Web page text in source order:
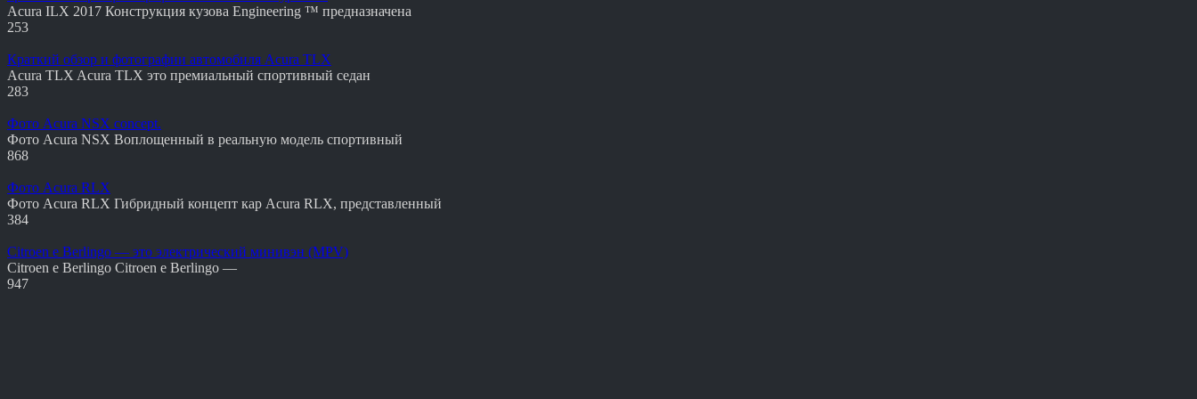
Acura ILX 2017 Конструкция кузова Engineering ™ предназначена
253
Краткий обзор и фотографии автомобиля Acura TLX
Acura TLX Acura TLX это премиальный спортивный седан
283
Фото Acura NSX concept.
Фото Acura NSX Воплощенный в реальную модель спортивный
868
Фото Acura RLX
Фото Acura RLX Гибридный концепт кар Acura RLX, представленный
384
Citroen e Berlingo — это электрический минивэн (MPV)
Citroen e Berlingo Citroen e Berlingo —
947